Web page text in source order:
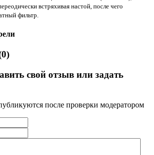
встряхивая настой, после чего
фильтр.
свой отзыв или задать
после проверки модератором